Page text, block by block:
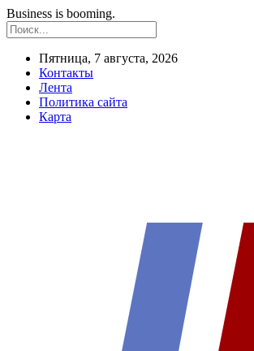
Business is booming.
Пятница, 7 августа, 2026
Контакты
Лента
Политика сайта
Карта